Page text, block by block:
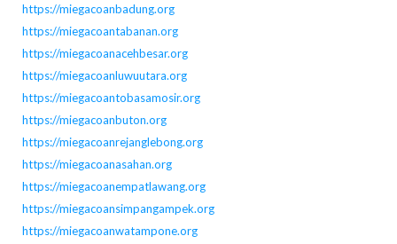
https://miegacoanbadung.org
https://miegacoantabanan.org
https://miegacoanacehbesar.org
https://miegacoanluwuutara.org
https://miegacoantobasamosir.org
https://miegacoanbuton.org
https://miegacoanrejanglebong.org
https://miegacoanasahan.org
https://miegacoanempatlawang.org
https://miegacoansimpangampek.org
https://miegacoanwatampone.org